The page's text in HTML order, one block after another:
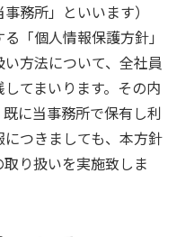
務所」といいます）
「個人情報保護方針」
方法について、全社員
てまいります。その内
に当事務所で保有し利
つきましても、本方針
り扱いを実施致しま